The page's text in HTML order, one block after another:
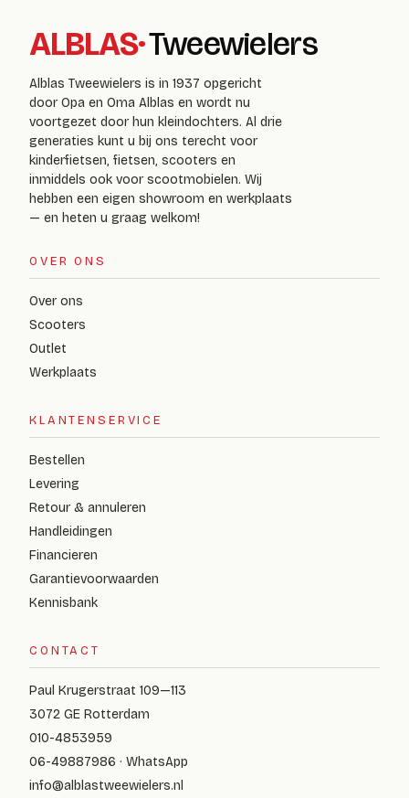
ALBLAS·Tweewielers
Alblas Tweewielers is in 1937 opgericht
door Opa en Oma Alblas en wordt nu
voortgezet door hun kleindochters. Al drie
generaties kunt u bij ons terecht voor
kinderfietsen, fietsen, scooters en
inmiddels ook voor scootmobielen. Wij
hebben een eigen showroom en werkplaats
— en heten u graag welkom!
OVER ONS
Over ons
Scooters
Outlet
Werkplaats
KLANTENSERVICE
Bestellen
Levering
Retour & annuleren
Handleidingen
Financieren
Garantievoorwaarden
Kennisbank
CONTACT
Paul Krugerstraat 109—113
3072 GE Rotterdam
010-4853959
06-49887986 · WhatsApp
info@alblastweewielers.nl